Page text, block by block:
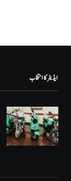
ایڈیٹر کا انتخاب